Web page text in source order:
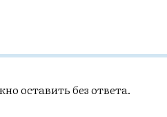
оставить без ответа.